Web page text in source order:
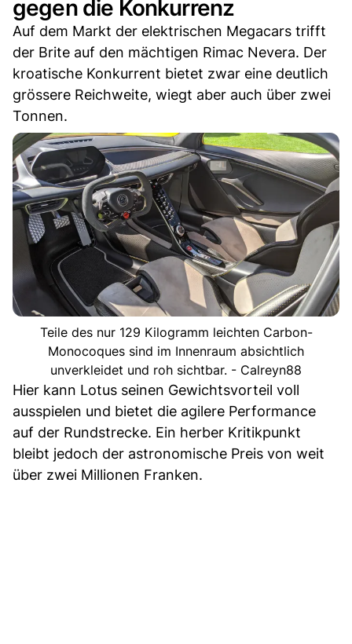
gegen die Konkurrenz
Auf dem Markt der elektrischen Megacars trifft
der Brite auf den mächtigen Rimac Nevera. Der
kroatische Konkurrent bietet zwar eine deutlich
grössere Reichweite, wiegt aber auch über zwei
Tonnen.
Teile des nur 129 Kilogramm leichten Carbon-
Monocoques sind im Innenraum absichtlich
unverkleidet und roh sichtbar. - Calreyn88
Hier kann Lotus seinen Gewichtsvorteil voll
ausspielen und bietet die agilere Performance
auf der Rundstrecke. Ein herber Kritikpunkt
bleibt jedoch der astronomische Preis von weit
über zwei Millionen Franken.